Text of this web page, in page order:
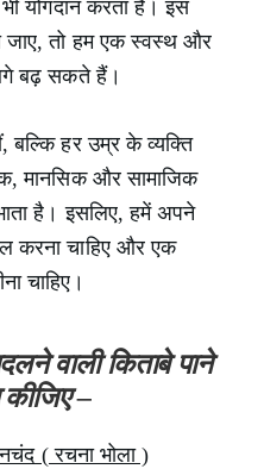
योगदान करता है। इस
जाए, तो हम एक स्वस्थ और
बढ़ सकते हैं।
बल्कि हर उम्र के व्यक्ति
मानसिक और सामाजिक
है। इसलिए, हमें अपने
करना चाहिए और एक
चाहिए।
वाली किताबे पाने
–
( रचना भोला )